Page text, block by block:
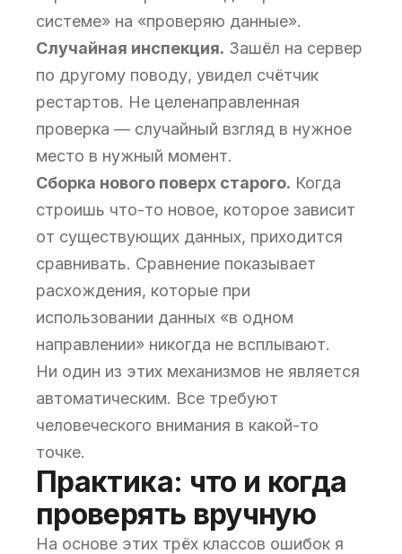
системе» на «проверяю данные».
Случайная инспекция. Зашёл на сервер
по другому поводу, увидел счётчик
рестартов. Не целенаправленная
проверка — случайный взгляд в нужное
место в нужный момент.
Сборка нового поверх старого. Когда
строишь что-то новое, которое зависит
от существующих данных, приходится
сравнивать. Сравнение показывает
расхождения, которые при
использовании данных «в одном
направлении» никогда не всплывают.
Ни один из этих механизмов не является
автоматическим. Все требуют
человеческого внимания в какой-то
точке.
Практика: что и когда
проверять вручную
На основе этих трёх классов ошибок я